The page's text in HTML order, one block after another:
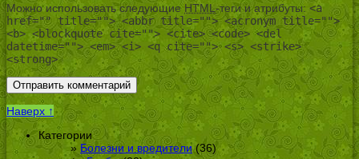
Можно использовать следующие HTML-теги и атрибуты: <a
href="" title=""> <abbr title=""> <acronym title="">
<b> <blockquote cite=""> <cite> <code> <del
datetime=""> <em> <i> <q cite=""> <s> <strike>
<strong>
Наверх ↑
Категории
Болезни и вредители(36)